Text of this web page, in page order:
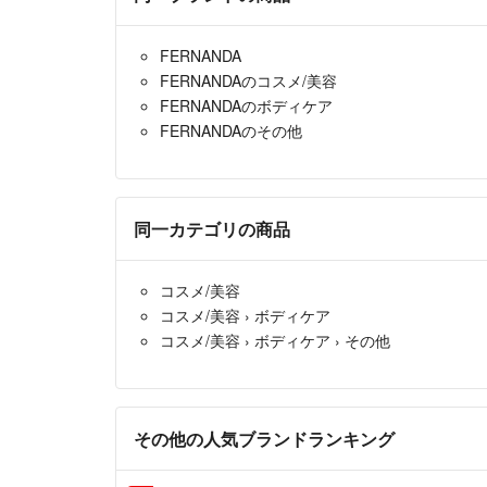
FERNANDA
FERNANDAのコスメ/美容
FERNANDAのボディケア
FERNANDAのその他
同一カテゴリの商品
コスメ/美容
コスメ/美容 › ボディケア
コスメ/美容 › ボディケア › その他
その他の人気ブランドランキング